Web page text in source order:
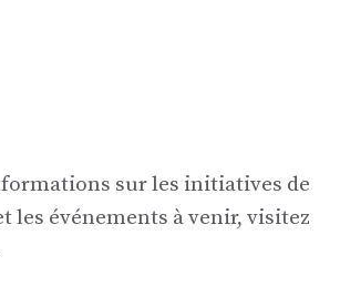
sur les initiatives de
les événements à venir, visitez